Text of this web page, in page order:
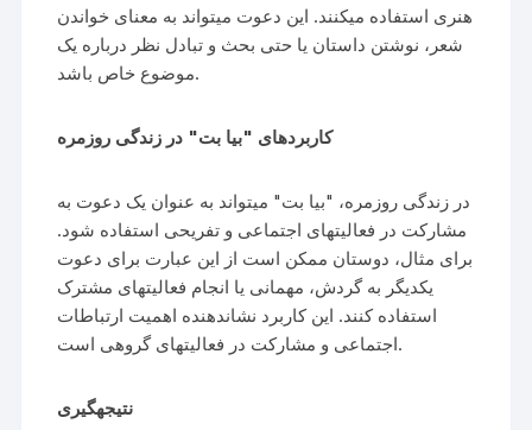
هنری استفاده میکنند. این دعوت میتواند به معنای خواندن
شعر، نوشتن داستان یا حتی بحث و تبادل نظر درباره یک
موضوع خاص باشد.
کاربردهای "بیا بت" در زندگی روزمره
در زندگی روزمره، "بیا بت" میتواند به عنوان یک دعوت به
مشارکت در فعالیتهای اجتماعی و تفریحی استفاده شود.
برای مثال، دوستان ممکن است از این عبارت برای دعوت
یکدیگر به گردش، مهمانی یا انجام فعالیتهای مشترک
استفاده کنند. این کاربرد نشاندهنده اهمیت ارتباطات
اجتماعی و مشارکت در فعالیتهای گروهی است.
نتیجهگیری